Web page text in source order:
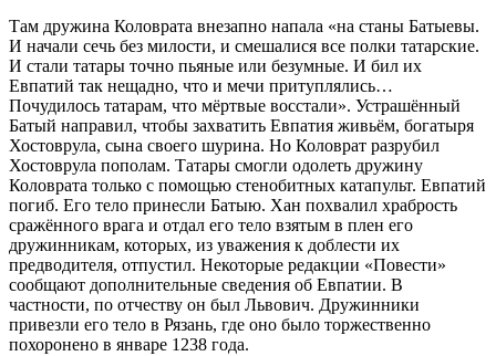
Там дружина Коловрата внезапно напала «на станы Батыевы.
И начали сечь без милости, и смешалися все полки татарские.
И стали татары точно пьяные или безумные. И бил их
Евпатий так нещадно, что и мечи притуплялись…
Почудилось татарам, что мёртвые восстали». Устрашённый
Батый направил, чтобы захватить Евпатия живьём, богатыря
Хостоврула, сына своего шурина. Но Коловрат разрубил
Хостоврула пополам. Татары смогли одолеть дружину
Коловрата только с помощью стенобитных катапульт. Евпатий
погиб. Его тело принесли Батыю. Хан похвалил храбрость
сражённого врага и отдал его тело взятым в плен его
дружинникам, которых, из уважения к доблести их
предводителя, отпустил. Некоторые редакции «Повести»
сообщают дополнительные сведения об Евпатии. В
частности, по отчеству он был Львович. Дружинники
привезли его тело в Рязань, где оно было торжественно
похоронено в январе 1238 года.